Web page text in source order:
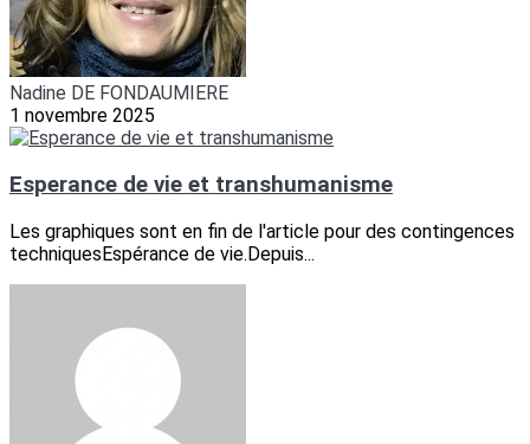
Nadine DE FONDAUMIERE
1 novembre 2025
Esperance de vie et transhumanisme
Les graphiques sont en fin de l'article pour des contingences
techniquesEspérance de vie.Depuis...